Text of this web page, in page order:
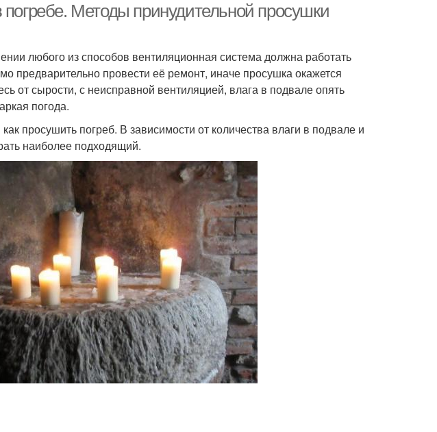
погребе. Методы принудительной просушки
любого из способов вентиляционная система должна работать
предварительно провести её ремонт, иначе просушка окажется
от сырости, с неисправной вентиляцией, влага в подвале опять
погода.
просушить погреб. В зависимости от количества влаги в подвале и
наиболее подходящий.